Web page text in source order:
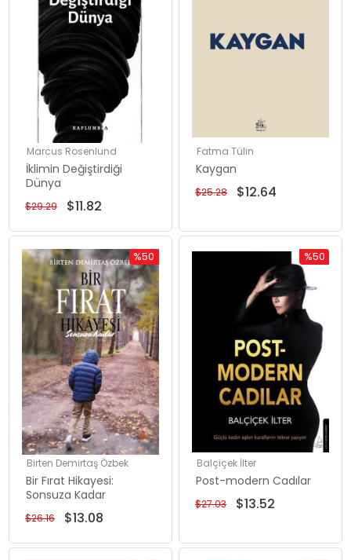
Marcus Rosenlund
İklimin Değiştirdiği
Dünya
$11.82
$29.29
Fatma Tülin
Kaygan
$12.64
$25.28
Birten Demirtaş Özbek
Bir Fırat Hikayesi:
Sonsuza Kadar
$13.08
$26.16
%50
İndirim
%50İndirim
Balçiçek İlter
Post-modern Cadılar
$13.52
$27.03
%50
İndirim